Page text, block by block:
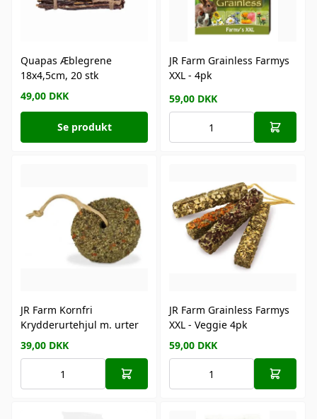
Quapas Æblegrene
18x4,5cm, 20 stk
49,00 DKK
Se produkt
JR Farm Grainless Farmys
XXL - 4pk
59,00 DKK
JR Farm Kornfri
Krydderurtehjul m. urter
39,00 DKK
JR Farm Grainless Farmys
XXL - Veggie 4pk
59,00 DKK